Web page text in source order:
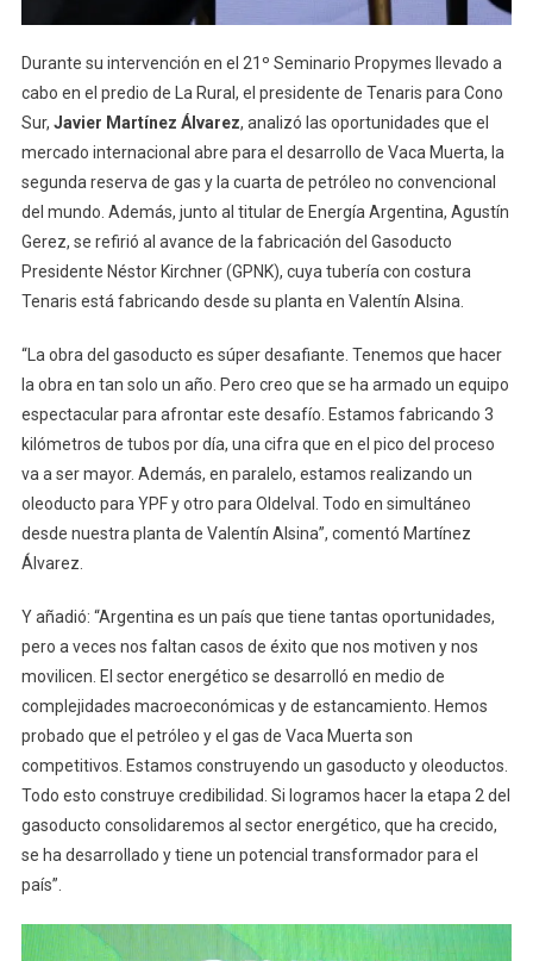
Durante su intervención en el 21º Seminario Propymes llevado a
cabo en el predio de La Rural, el presidente de Tenaris para Cono
Sur, Javier Martínez Álvarez, analizó las oportunidades que el
mercado internacional abre para el desarrollo de Vaca Muerta, la
segunda reserva de gas y la cuarta de petróleo no convencional
del mundo. Además, junto al titular de Energía Argentina, Agustín
Gerez, se refirió al avance de la fabricación del Gasoducto
Presidente Néstor Kirchner (GPNK), cuya tubería con costura
Tenaris está fabricando desde su planta en Valentín Alsina.
“La obra del gasoducto es súper desafiante. Tenemos que hacer
la obra en tan solo un año. Pero creo que se ha armado un equipo
espectacular para afrontar este desafío. Estamos fabricando 3
kilómetros de tubos por día, una cifra que en el pico del proceso
va a ser mayor. Además, en paralelo, estamos realizando un
oleoducto para YPF y otro para Oldelval. Todo en simultáneo
desde nuestra planta de Valentín Alsina”, comentó Martínez
Álvarez.
Y añadió: “Argentina es un país que tiene tantas oportunidades,
pero a veces nos faltan casos de éxito que nos motiven y nos
movilicen. El sector energético se desarrolló en medio de
complejidades macroeconómicas y de estancamiento. Hemos
probado que el petróleo y el gas de Vaca Muerta son
competitivos. Estamos construyendo un gasoducto y oleoductos.
Todo esto construye credibilidad. Si logramos hacer la etapa 2 del
gasoducto consolidaremos al sector energético, que ha crecido,
se ha desarrollado y tiene un potencial transformador para el
país”.